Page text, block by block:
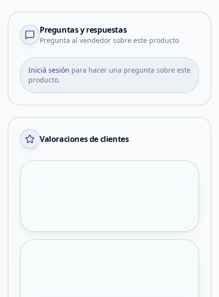
Preguntas y respuestas
Pregunta al vendedor sobre este producto
Iniciá sesión para hacer una pregunta sobre este
producto.
Valoraciones de clientes